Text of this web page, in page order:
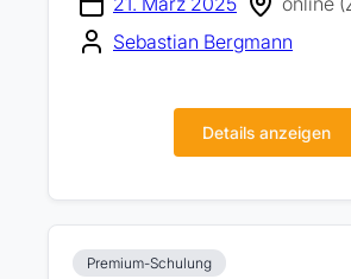
Sebastian Bergmann
Details anzeigen
Premium-Schulung